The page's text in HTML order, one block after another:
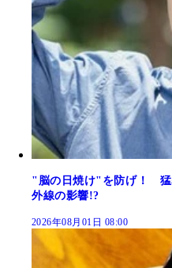
"脳の日焼け"を防げ！ 猛
外線の影響!?
2026年08月01日 08:00